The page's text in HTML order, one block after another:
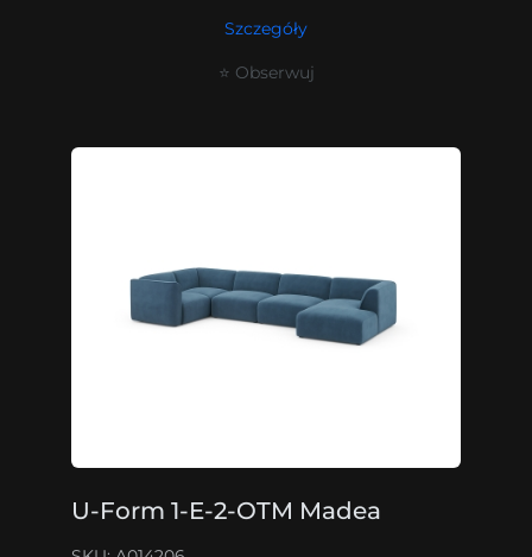
Szczegóły
⭐ Obserwuj
U-Form 1-E-2-OTM Madea